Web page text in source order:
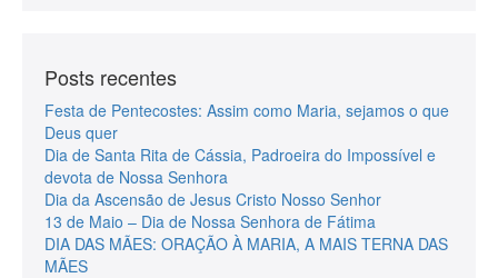
Posts recentes
Festa de Pentecostes: Assim como Maria, sejamos o que
Deus quer
Dia de Santa Rita de Cássia, Padroeira do Impossível e
devota de Nossa Senhora
Dia da Ascensão de Jesus Cristo Nosso Senhor
13 de Maio – Dia de Nossa Senhora de Fátima
DIA DAS MÃES: ORAÇÃO À MARIA, A MAIS TERNA DAS
MÃES